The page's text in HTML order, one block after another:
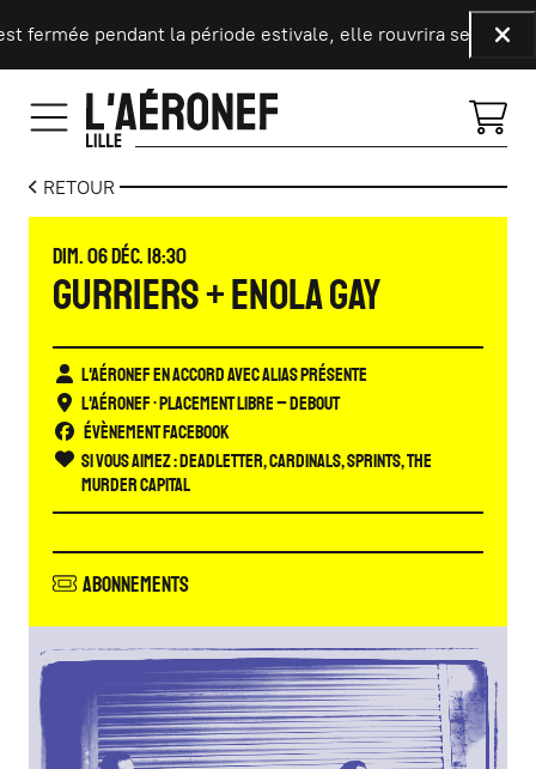
pendant la période estivale, elle rouvrira ses
RETOUR
DIMANCHE
DIM. 06 DÉCEMBRE
DÉC. 18:30
GURRIERS + ENOLA GAY
L'Aéronef en accord avec Alias présente
L'Aéronef• Placement libre – Debout
Évènement Facebook
Si vous aimez :Deadletter, Cardinals, Sprints, The
Murder Capital
Abonnements